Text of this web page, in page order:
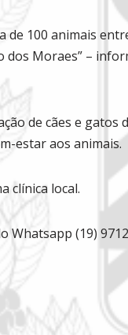
100 animais
Moraes” –
de cães e gatos
estar aos animais.
clínica local.
(19)